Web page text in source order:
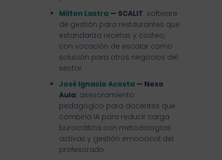
Milton Lastra — SCALIT: software
de gestión para restaurantes que
estandariza recetas y costeo,
con vocación de escalar como
solución para otros negocios del
sector.
José Ignacio Acosta — Nexo
Aula: asesoramiento
pedagógico para docentes que
combina IA para reducir carga
burocrática con metodologías
activas y gestión emocional del
profesorado.